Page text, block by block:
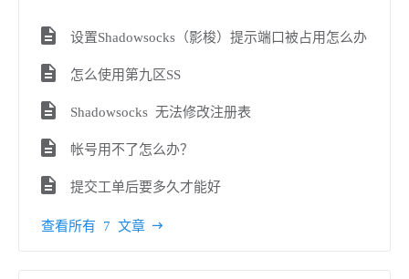
设置Shadowsocks（影梭）提示端口被占用怎么办
怎么使用第九区SS
Shadowsocks 无法修改注册表
帐号用不了怎么办？
提交工单后要多久才能好
查看所有 7 文章